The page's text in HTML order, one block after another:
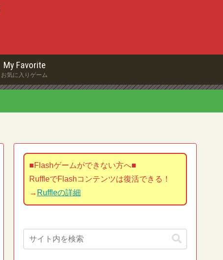
My Favorite
お気に入りゲーム
■Flashゲームができない方へ■
RuffleでFlashコンテンツは復活できる！
→ Ruffleの詳細